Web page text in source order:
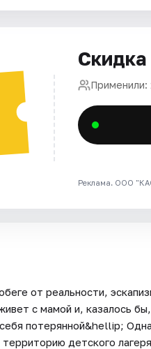
Скидка
Применили:
Реклама. ООО
от реальности,
с мамой и, казалось
потерянной&hellip;
детского